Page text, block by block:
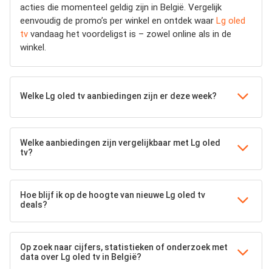
acties die momenteel geldig zijn in België. Vergelijk
eenvoudig de promo’s per winkel en ontdek waar Lg oled
tv vandaag het voordeligst is – zowel online als in de
winkel.
Welke Lg oled tv aanbiedingen zijn er deze week?
Welke aanbiedingen zijn vergelijkbaar met Lg oled
tv?
Hoe blijf ik op de hoogte van nieuwe Lg oled tv
deals?
Op zoek naar cijfers, statistieken of onderzoek met
data over Lg oled tv in België?